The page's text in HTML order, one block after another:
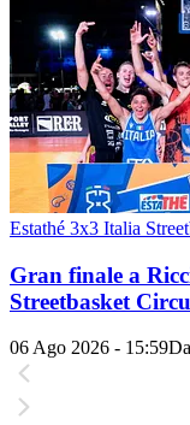
Estathé 3x3 Italia
Gran finale a
Streetbasket
06 Ago 2026 - 15:59